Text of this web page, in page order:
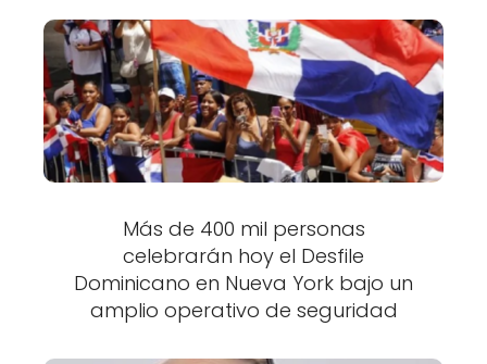
Más de 400 mil personas
celebrarán hoy el Desfile
Dominicano en Nueva York bajo un
amplio operativo de seguridad